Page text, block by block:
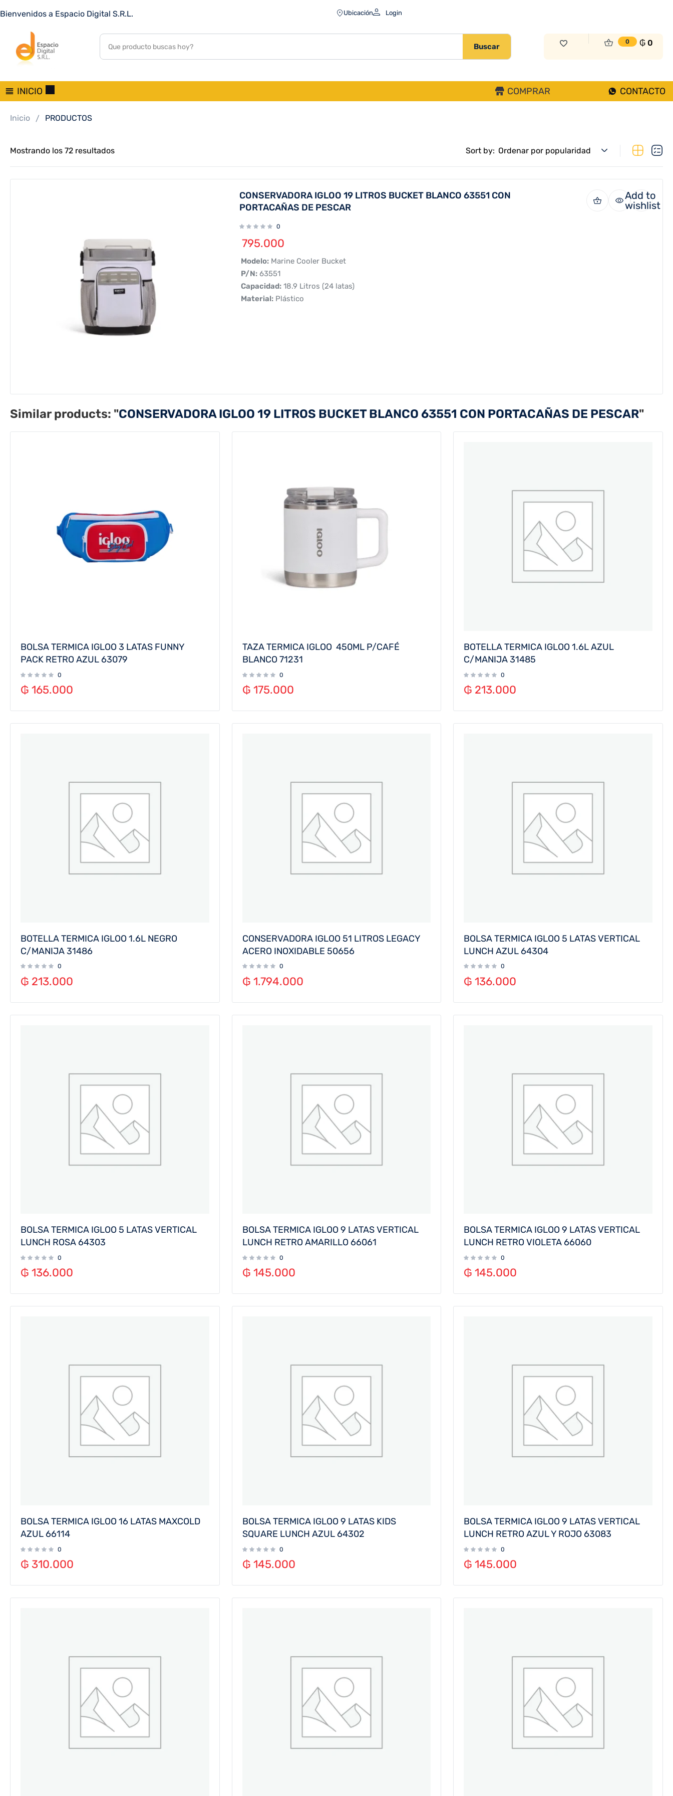
Bienvenidos a Espacio Digital S.R.L. Ubicación Login
Buscar
0 ₲0
INICIO CONTACTO
COMPRAR
Inicio PRODUCTOS
Mostrando los 72 resultados Sort by: Ordenar por popularidad
CONSERVADORA IGLOO 19 LITROS BUCKET BLANCO 63551 CON
PORTACAÑAS DE PESCAR
0
795.000
 Modelo:Marine Cooler Bucket
 P/N:63551
 Capacidad:18.9 Litros (24 latas)
 Material:Plástico
Add to
wishlist
Similar products: "CONSERVADORA IGLOO 19 LITROS BUCKET BLANCO 63551 CON PORTACAÑAS DE PESCAR"
BOLSA TERMICA IGLOO 3 LATAS FUNNY
PACK RETRO AZUL 63079
0
₲ 165.000
TAZA TERMICA IGLOO 450ML P/CAFÉ
BLANCO 71231
0
₲ 175.000
BOTELLA TERMICA IGLOO 1.6L AZUL
C/MANIJA 31485
0
₲ 213.000
BOTELLA TERMICA IGLOO 1.6L NEGRO
C/MANIJA 31486
0
₲ 213.000
CONSERVADORA IGLOO 51 LITROS LEGACY
ACERO INOXIDABLE 50656
0
₲ 1.794.000
BOLSA TERMICA IGLOO 5 LATAS VERTICAL
LUNCH AZUL 64304
0
₲ 136.000
BOLSA TERMICA IGLOO 5 LATAS VERTICAL
LUNCH ROSA 64303
0
₲ 136.000
BOLSA TERMICA IGLOO 9 LATAS VERTICAL
LUNCH RETRO AMARILLO 66061
0
₲ 145.000
BOLSA TERMICA IGLOO 9 LATAS VERTICAL
LUNCH RETRO VIOLETA 66060
0
₲ 145.000
BOLSA TERMICA IGLOO 16 LATAS MAXCOLD
AZUL 66114
0
₲ 310.000
BOLSA TERMICA IGLOO 9 LATAS KIDS
SQUARE LUNCH AZUL 64302
0
₲ 145.000
BOLSA TERMICA IGLOO 9 LATAS VERTICAL
LUNCH RETRO AZUL Y ROJO 63083
0
₲ 145.000